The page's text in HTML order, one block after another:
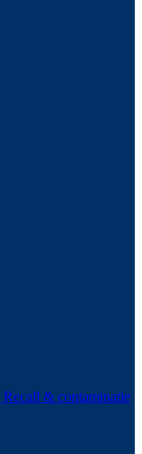
Recall & contaminatie